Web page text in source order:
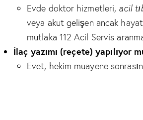
Evde doktor hizmetleri, acil
veya akut gelişen ancak
mutlaka 112 Acil Servis
İlaç yazımı (reçete) yapılıyor
Evet, hekim muayene